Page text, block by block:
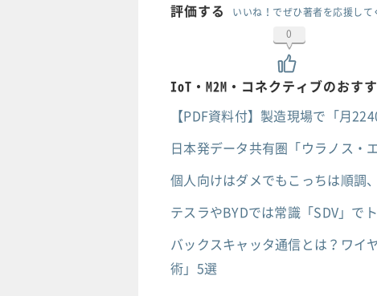
評価する
いいね！でぜひ著者を応援して
0
IoT・M2M・コネクティブのおす
【PDF資料付】製造現場で「月
日本発データ共有圏「ウラノス・
個人向けはダメでもこっちは順調
テスラやBYDでは常識「SDV」で
バックスキャッタ通信とは？ワイ
術」5選